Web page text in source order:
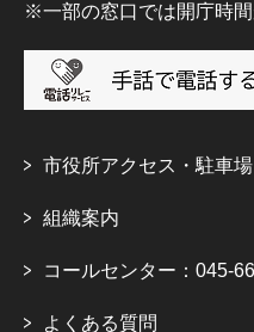
※一部の窓口では開庁時
市役所アクセス・駐車場
組織案内
コールセンター：045-
よくある質問